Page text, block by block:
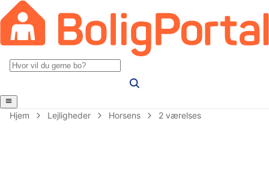
Hjem Lejligheder Horsens 2 værelses